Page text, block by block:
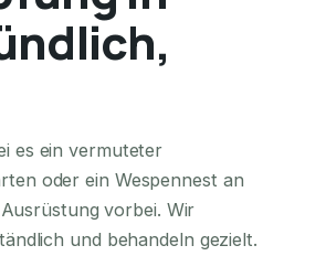
es ein vermuteter
oder ein Wespennest an
vorbei. Wir
und behandeln gezielt.